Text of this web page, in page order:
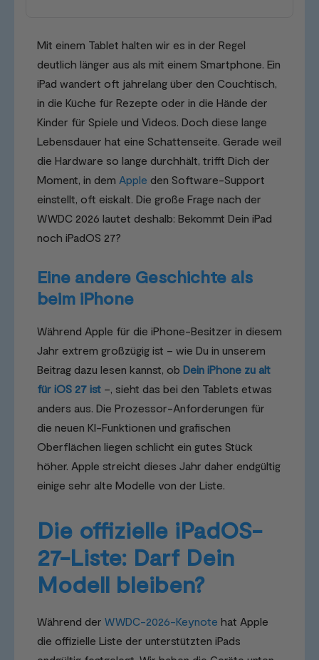
Mit einem Tablet halten wir es in der Regel
deutlich länger aus als mit einem Smartphone. Ein
iPad wandert oft jahrelang über den Couchtisch,
in die Küche für Rezepte oder in die Hände der
Kinder für Spiele und Videos. Doch diese lange
Lebensdauer hat eine Schattenseite. Gerade weil
die Hardware so lange durchhält, trifft Dich der
Moment, in dem Apple den Software-Support
einstellt, oft eiskalt. Die große Frage nach der
WWDC 2026 lautet deshalb: Bekommt Dein iPad
noch iPadOS 27?
Eine andere Geschichte als
beim iPhone
Während Apple für die iPhone-Besitzer in diesem
Jahr extrem großzügig ist – wie Du in unserem
Beitrag dazu lesen kannst, ob Dein iPhone zu alt
für iOS 27 ist –, sieht das bei den Tablets etwas
anders aus. Die Prozessor-Anforderungen für
die neuen KI-Funktionen und grafischen
Oberflächen liegen schlicht ein gutes Stück
höher. Apple streicht dieses Jahr daher endgültig
einige sehr alte Modelle von der Liste.
Die offizielle iPadOS-
27-Liste: Darf Dein
Modell bleiben?
Während der WWDC-2026-Keynote hat Apple
die offizielle Liste der unterstützten iPads